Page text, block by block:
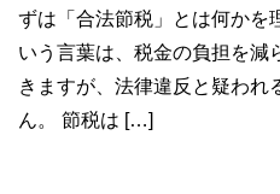
ずは「合法節税」とは何かを
いう言葉は、税金の負担を減
きますが、法律違反と疑われ
ん。 節税は […]